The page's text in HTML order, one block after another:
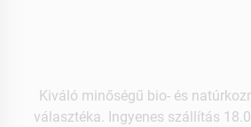
Kiváló minőségű bio- és
választéka. Ingyenes szállítás